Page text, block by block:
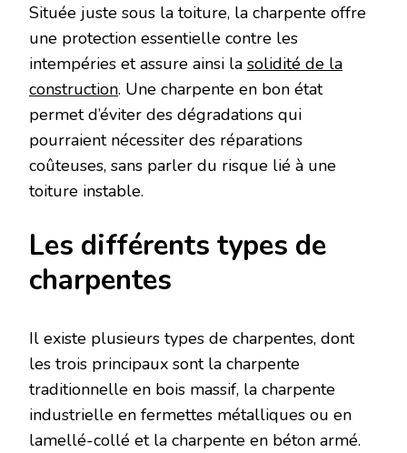
Située juste sous la toiture, la charpente offre
une protection essentielle contre les
intempéries et assure ainsi la solidité de la
construction. Une charpente en bon état
permet d’éviter des dégradations qui
pourraient nécessiter des réparations
coûteuses, sans parler du risque lié à une
toiture instable.
Les différents types de
charpentes
Il existe plusieurs types de charpentes, dont
les trois principaux sont la charpente
traditionnelle en bois massif, la charpente
industrielle en fermettes métalliques ou en
lamellé-collé et la charpente en béton armé.